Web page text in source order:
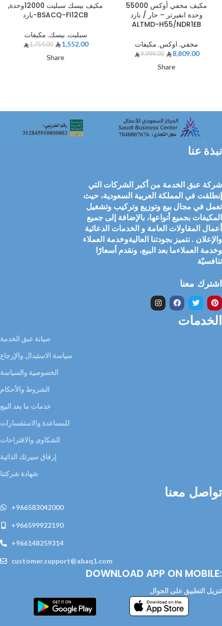
مكيف بيسك سبليت 12000وحدة,
بارد-BSACQ-FI12CB
سبليت, بيسك, مكيفات
1,754.00
1,552.00
Share
مكيف مخفي أوكس 55000
وحدة انفيرتر – حار / بارد
ALTMD-H55/NDR1EB
مخفي, اوكس, مكيفات
9,999.00
8,809.00
Share
نبذة عنا
شركة عبق الخدمة من أكبر الشركات التي
إنطلقت في المملكة العربية السعودية، حيث
تعمل في مجال بيع وتوزيع وتركيب وتشغيل
المكيفات بجميع أنواعها، بالإضافة إلى جميع
أعمال المقاولات العامة و الخدمات الدعائية
والإعلان . نتميز بجودتنا العاليةوخدمة العملاء
وخدمة العملاءما بعد البيع، ونقدم أسعارًا
تنافسيّة
اشترك معنا
الخدمات
صيانة عبق الخدمة
سياسة الاستبدال والإرجاع
الخصوصية والسياسة
الشروط والأحكام
خدمات ما بعد البيع
للمساعدة والاستفسارات
الشكاوى والاقتراحات
إرفاق سيرتك الذاتية
شهادة شركتنا
تواصل معنا
+966583042000
+966599922190
+966148259314
customer.support@abaq1.com
DOWNLOAD APP ON MOBILE:
تنزيل التطبيق على الجوال